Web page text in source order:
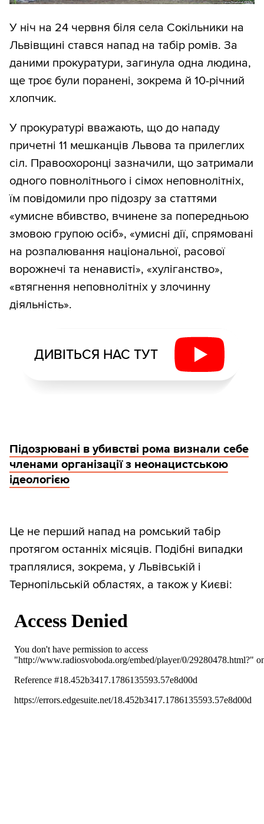
У ніч на 24 червня біля села Сокільники на
Львівщині стався напад на табір ромів. За
даними прокуратури, загинула одна людина,
ще троє були поранені, зокрема й 10-річний
хлопчик.
У прокуратурі вважають, що до нападу
причетні 11 мешканців Львова та прилеглих
сіл. Правоохоронці зазначили, що затримали
одного повнолітнього і сімох неповнолітніх,
їм повідомили про підозру за статтями
«умисне вбивство, вчинене за попередньою
змовою групою осіб», «умисні дії, спрямовані
на розпалювання національної, расової
ворожнечі та ненависті», «хуліганство»,
«втягнення неповнолітніх у злочинну
діяльність».
ДИВІТЬСЯ НАС ТУТ
Підозрювані в убивстві рома визнали себе
членами організації з неонацистською
ідеологією
Це не перший напад на ромський табір
протягом останніх місяців. Подібні випадки
траплялися, зокрема, у Львівській і
Тернопільській областях, а також у Києві: